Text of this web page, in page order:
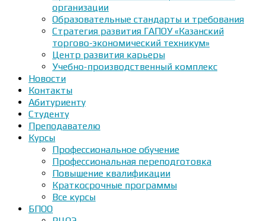
организации
Образовательные стандарты и требования
Стратегия развития ГАПОУ «Казанский
торгово-экономический техникум»
Центр развития карьеры
Учебно-производственный комплекс
Новости
Контакты
Абитуриенту
Студенту
Преподавателю
Курсы
Профессиональное обучение
Профессиональная переподготовка
Повышение квалификации
Краткосрочные программы
Все курсы
БПОО